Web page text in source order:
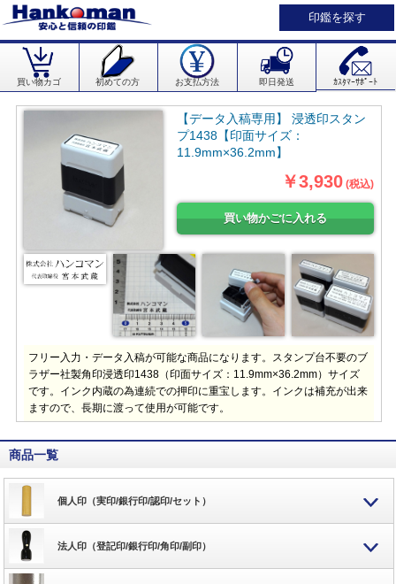
印鑑を探す
買い物カゴ 初めての方 お支払方法 即日発送 ｶｽﾀﾏｰｻﾎﾟｰﾄ
【データ入稿専用】 浸透印スタン
プ1438【印面サイズ：
11.9mm×36.2mm】
￥3,930 (税込)
フリー入力・データ入稿が可能な商品になります。スタンプ台不要のブ
ラザー社製角印浸透印1438（印面サイズ：11.9mm×36.2mm）サイズ
です。インク内蔵の為連続での押印に重宝します。インクは補充が出来
ますので、長期に渡って使用が可能です。
商品一覧
個人印（実印/銀行印/認印/セット）
法人印（登記印/銀行印/角印/副印）